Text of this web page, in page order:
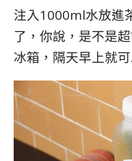
注入1000ml水放進
了，你說，是不是
冰箱，隔天早上就